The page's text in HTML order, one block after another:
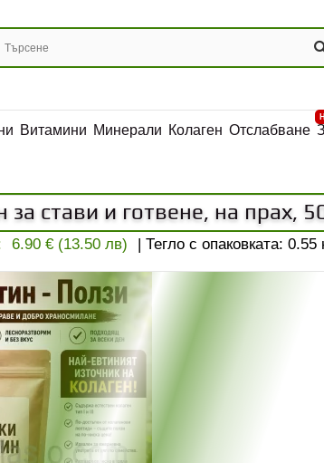
Витамини Минерали Колаген Отслабване
за стави и готвене, на прах,
6.90 € (13.50 лв) | Тегло с опаковката: 0.55